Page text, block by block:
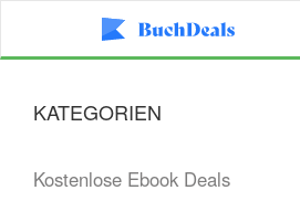
KATEGORIEN
Kostenlose Ebook Deals